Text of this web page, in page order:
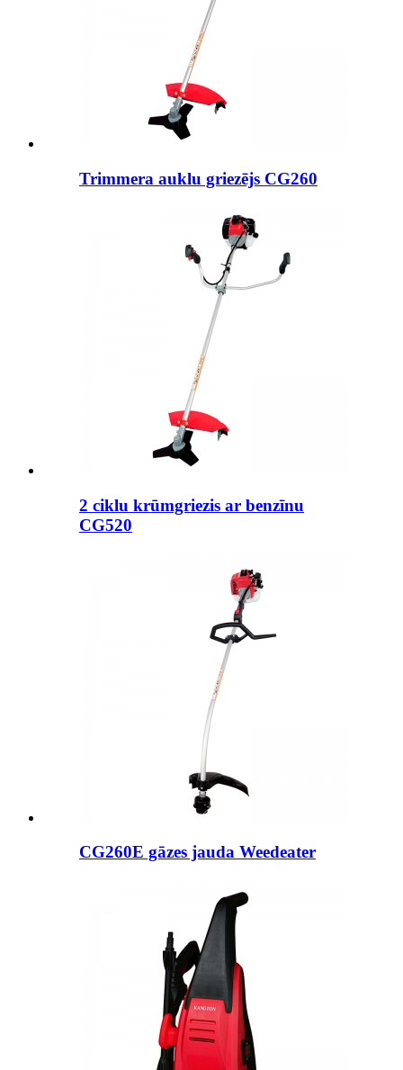
Trimmera auklu griezējs CG260
2 ciklu krūmgriezis ar benzīnu
CG520
CG260E gāzes jauda Weedeater